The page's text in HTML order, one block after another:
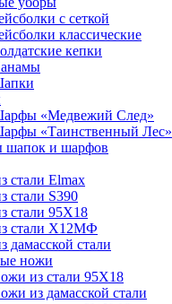
с сеткой
классические
кепки
«Медвежий След»
«Таинственный Лес»
шапок и шарфов
стали Elmax
стали S390
стали 95X18
стали Х12МФ
дамасской стали
ножи
из стали 95X18
из дамасской стали